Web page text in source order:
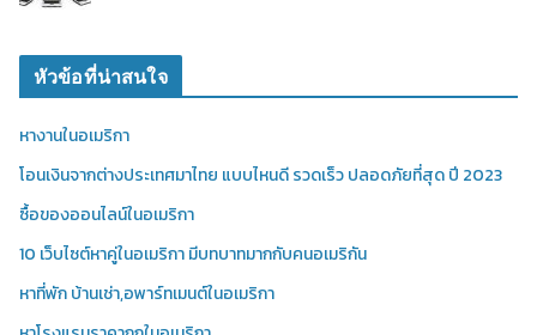
หัวข้อที่น่าสนใจ
หางานในอเมริกา
โอนเงินจากต่างประเทศมาไทย แบบไหนดี รวดเร็ว ปลอดภัยที่สุด ปี 2023
ซื้อของออนไลน์ในอเมริกา
10 เว็บไซต์หาคู่ในอเมริกา มีบทบาทมากกับคนอเมริกัน
หาที่พัก บ้านเช่า,อพาร์ทเมนต์ในอเมริกา